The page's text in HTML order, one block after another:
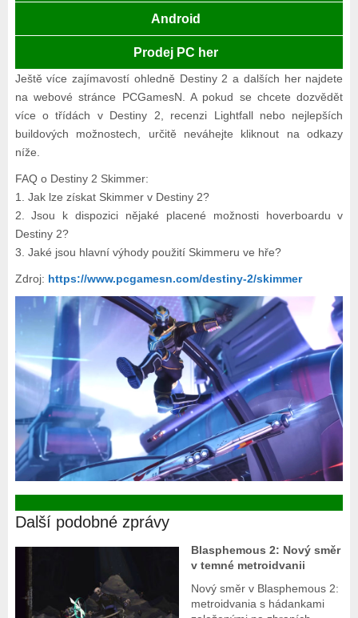
Android
Prodej PC her
Ještě více zajímavostí ohledně Destiny 2 a dalších her najdete
na webové stránce PCGamesN. A pokud se chcete dozvědět
více o třídách v Destiny 2, recenzi Lightfall nebo nejlepších
buildových možnostech, určitě neváhejte kliknout na odkazy
níže.
FAQ o Destiny 2 Skimmer:
1. Jak lze získat Skimmer v Destiny 2?
2. Jsou k dispozici nějaké placené možnosti hoverboardu v
Destiny 2?
3. Jaké jsou hlavní výhody použití Skimmeru ve hře?
Zdroj: https://www.pcgamesn.com/destiny-2/skimmer
Další podobné zprávy
Blasphemous 2: Nový směr
v temné metroidvanii
Nový směr v Blasphemous 2:
metroidvania s hádankami